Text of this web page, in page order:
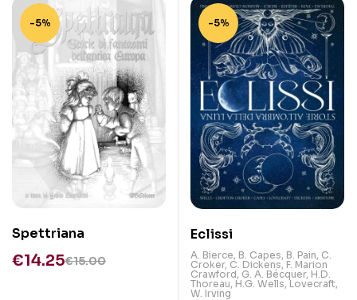
-5%
Spettriana
€15.00
€14.25
-5%
Eclissi
A. Bierce, B. Capes, B. Pain, C.
Croker, C. Dickens, F. Marion
Crawford, G. A. Bécquer, H.D.
Thoreau, H.G. Wells, Lovecraft,
W. Irving